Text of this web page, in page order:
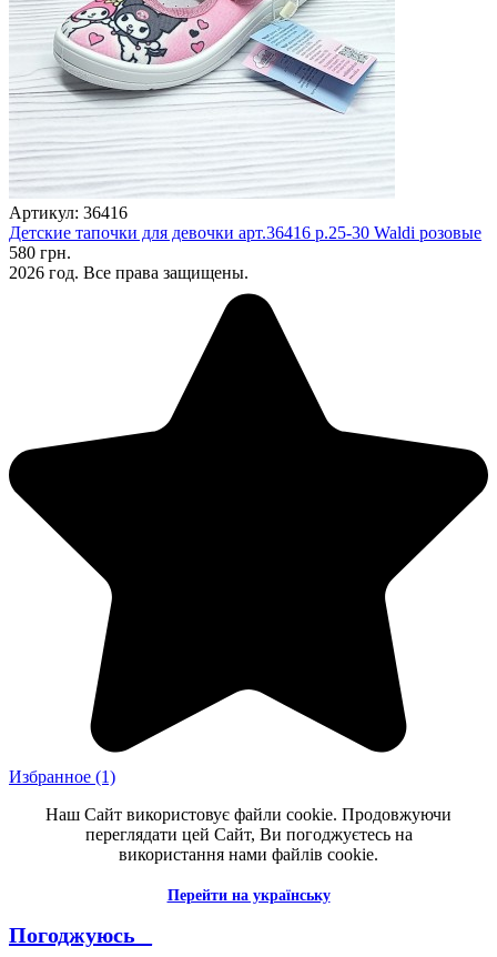
Артикул: 36416
Детские тапочки для девочки арт.36416 р.25-30 Waldi розовые
580 грн.
2026 год. Все права защищены.
Избранное (1)
Наш Сайт використовує файли cookie. Продовжуючи
переглядати цей Сайт, Ви погоджуєтесь на
використання нами файлів cookie.
Перейти на українську
Погоджуюсь _